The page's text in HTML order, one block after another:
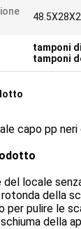
tamponi
tamponi
capo pp
del locale
della
per pulire le
della